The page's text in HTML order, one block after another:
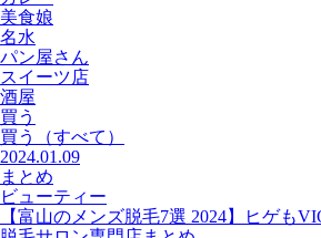
美食娘
名水
パン屋さん
スイーツ店
酒屋
買う
買う
（すべて）
2024.01.09
まとめ
ビューティー
【富山のメンズ脱毛7選 2024】ヒゲも